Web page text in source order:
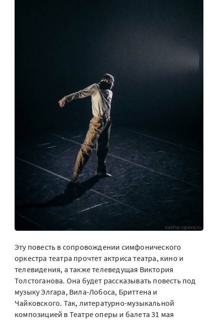
Эту повесть в сопровождении симфонического
оркестра театра прочтет актриса театра, кино и
телевидения, а также телеведущая Виктория
Толстоганова. Она будет рассказывать повесть под
музыку Элгара, Вила-Лобоса, Бриттена и
Чайковского. Так, литературно-музыкальной
композицией в Театре оперы и балета 31 мая